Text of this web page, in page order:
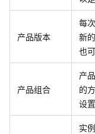
产品版本
每
新
也
产品组合
产
的
设
实